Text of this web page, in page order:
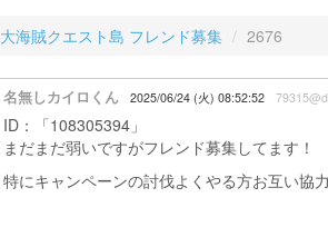
大海賊クエスト島 フレンド募集 2676
名無しカイロくん 2025/06/24 (火) 08:52:52
ID：「108305394」
まだまだ弱いですがフレンド募集してます！
特にキャンペーンの討伐よくやる方お互い協